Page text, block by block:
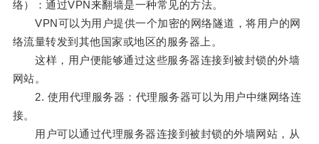
络）：通过VPN来翻墙是一种常见的方法。
VPN可以为用户提供一个加密的网络隧道，将用户的网
络流量转发到其他国家或地区的服务器上。
这样，用户便能够通过这些服务器连接到被封锁的外墙
网站。
2. 使用代理服务器：代理服务器可以为用户中继网络连
接。
用户可以通过代理服务器连接到被封锁的外墙网站，从